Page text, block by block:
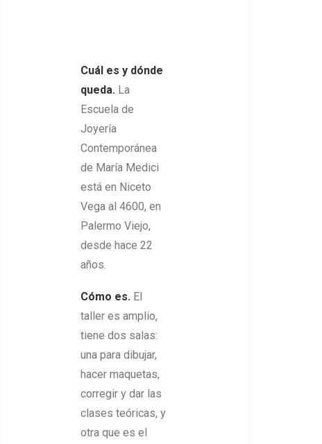
Cuál es y dónde
queda. La
Escuela de
Joyería
Contemporánea
de María Medici
está en Niceto
Vega al 4600, en
Palermo Viejo,
desde hace 22
años.
Cómo es. El
taller es amplio,
tiene dos salas:
una para dibujar,
hacer maquetas,
corregir y dar las
clases teóricas, y
otra que es el